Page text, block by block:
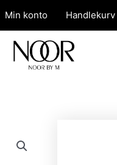
Min konto Handlekurv